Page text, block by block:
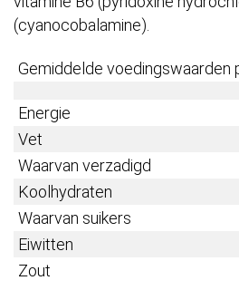
(cyanocobalamine).
Gemiddelde voedingswaarden
Energie
Vet
Waarvan verzadigd
Koolhydraten
Waarvan suikers
Eiwitten
Zout